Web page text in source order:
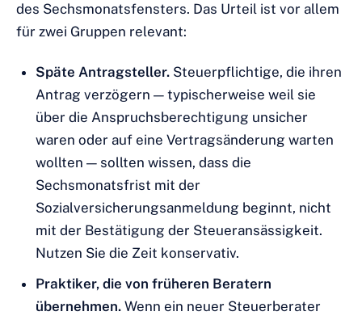
des Sechsmonatsfensters. Das Urteil ist vor allem
für zwei Gruppen relevant:
Späte Antragsteller. Steuerpflichtige, die ihren
Antrag verzögern — typischerweise weil sie
über die Anspruchsberechtigung unsicher
waren oder auf eine Vertragsänderung warten
wollten — sollten wissen, dass die
Sechsmonatsfrist mit der
Sozialversicherungsanmeldung beginnt, nicht
mit der Bestätigung der Steueransässigkeit.
Nutzen Sie die Zeit konservativ.
Praktiker, die von früheren Beratern
übernehmen. Wenn ein neuer Steuerberater